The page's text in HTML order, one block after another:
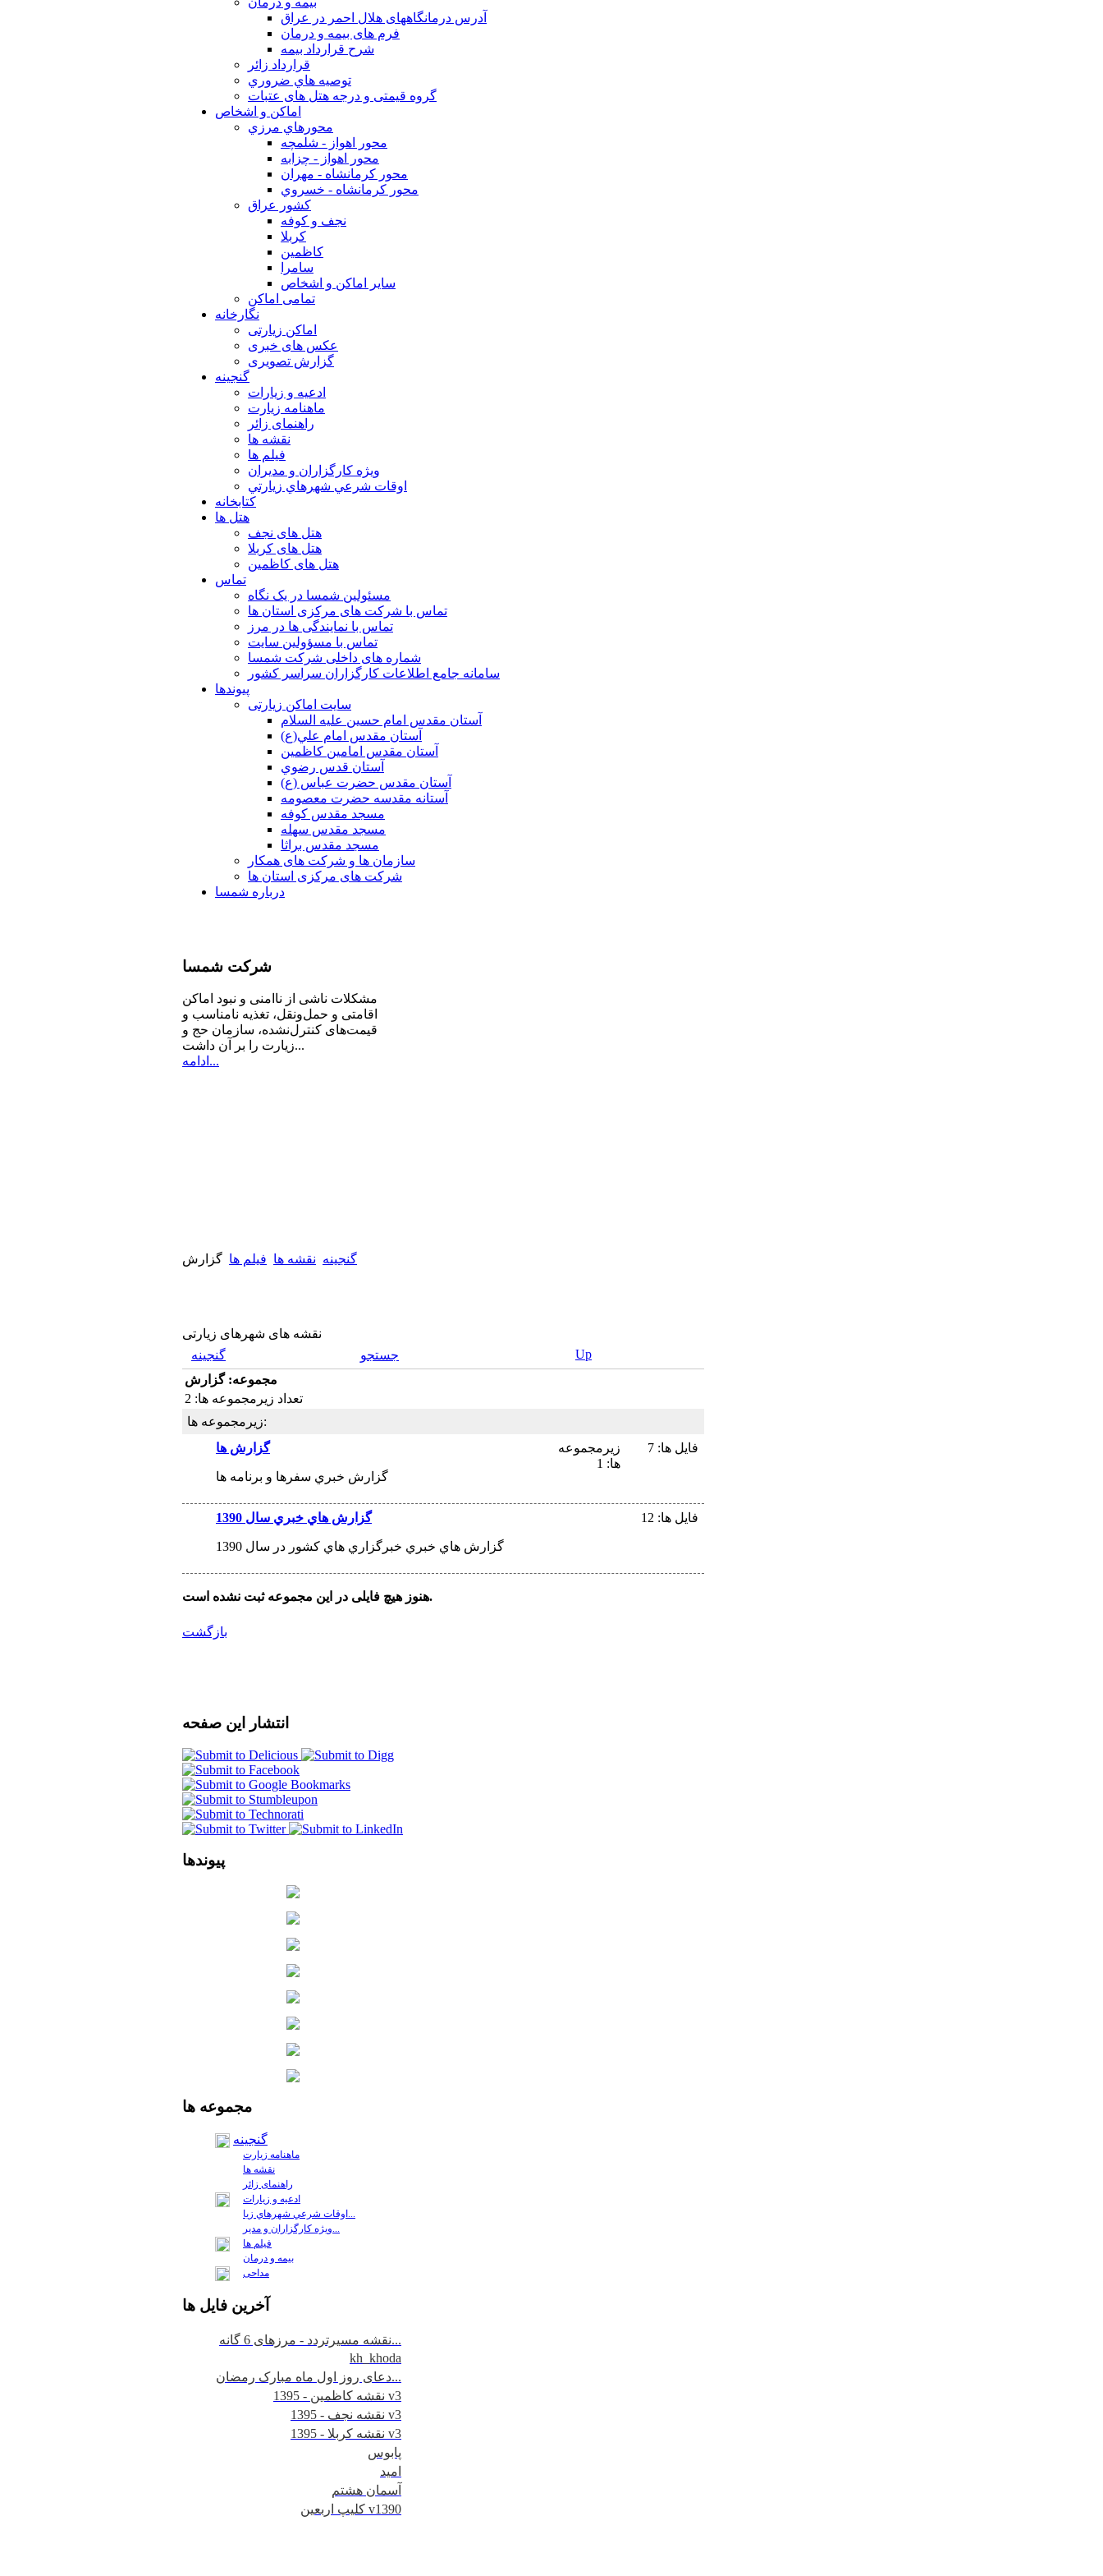
آدرس درمانگاههای هلال احمر در عراق
فرم های بیمه و درمان
شرح قرارداد بیمه
قرارداد زائر
توصيه هاي ضروري
گروه قیمتی و درجه هتل های عتبات
اماکن و اشخاص
محورهاي مرزي
محور اهواز - شلمچه
محور اهواز - چزابه
محور كرمانشاه - مهران
محور كرمانشاه - خسروي
كشور عراق
نجف و كوفه
كربلا
كاظمين
سامرا
ساير اماكن و اشخاص
تمامی اماکن
نگارخانه
اماکن زیارتی
عکس های خبری
گزارش تصویری
گنجینه
ادعیه و زیارات
ماهنامه زیارت
راهنمای زائر
نقشه ها
فیلم ها
ويژه كارگزاران و مديران
اوقات شرعي شهرهاي زيارتي
کتابخانه
هتل ها
هتل های نجف
هتل های کربلا
هتل های کاظمین
تماس
مسئولین شمسا در یک نگاه
تماس با شرکت های مرکزی استان ها
تماس با نمایندگی ها در مرز
تماس با مسؤولین سایت
شماره های داخلی شرکت شمسا
سامانه جامع اطلاعات کارگزاران سراسر کشور
پیوندها
سایت اماکن زیارتی
آستان مقدس امام حسين عليه السلام
آستان مقدس امام علي(ع)
آستان مقدس امامين كاظمين
آستان قدس رضوي
آستان مقدس حضرت عباس (ع)
آستانه مقدسه حضرت معصومه
مسجد مقدس كوفه
مسجد مقدس سهله
مسجد مقدس براثا
سازمان ها و شرکت های همکار
شرکت های مرکزی استان ها
درباره شمسا
شرکت شمسا
مشكلات ناشی از ناامنی و نبود اماكن
اقامتی و حمل‌ونقل، تغذیه‌ نامناسب و
قیمت‌های كنترل‌نشده، سازمان حج و
زیارت را بر آن داشت...
ادامه...
گنجینه نقشه ها فيلم ها گزارش
نقشه های شهرهای زیارتی
گنجینه
جستجو
Up
مجموعه: گزارش
تعداد زیرمجموعه ها: 2
زیرمجموعه ها:
گزارش ها
گزارش خبري سفرها و برنامه ها
زیرمجموعه
ها: 1
فایل ها: 7
گزارش هاي خبري سال 1390
گزارش هاي خبري خبرگزاري هاي كشور در سال 1390
فایل ها: 12
هنوز هیچ فایلی در این مجموعه ثبت نشده است.
بازگشت
انتشار این صفحه
پیوندها
مجموعه ها
گنجینه
ماهنامه زیارت
نقشه ها
راهنمای زائر
ادعیه و زیارات
فيلم ها
بیمه و درمان
مداحی
آخرين فايل ها
نقشه مسیرتردد - مرزهای 6 گانه...
kh_khoda
دعای روز اول ماه مبارک رمضان...
نقشه کاظمین - 1395 v3
نقشه نجف - 1395 v3
نقشه کربلا - 1395 v3
پابوس
امید
آسمان هشتم
کلیپ اربعین v1390